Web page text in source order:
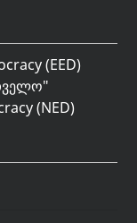
(EED)
"
(NED)